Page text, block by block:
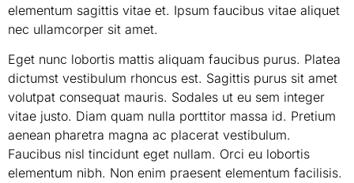
elementum sagittis vitae et. Ipsum faucibus vitae aliquet
nec ullamcorper sit amet.
Eget nunc lobortis mattis aliquam faucibus purus. Platea
dictumst vestibulum rhoncus est. Sagittis purus sit amet
volutpat consequat mauris. Sodales ut eu sem integer
vitae justo. Diam quam nulla porttitor massa id. Pretium
aenean pharetra magna ac placerat vestibulum.
Faucibus nisl tincidunt eget nullam. Orci eu lobortis
elementum nibh. Non enim praesent elementum facilisis.